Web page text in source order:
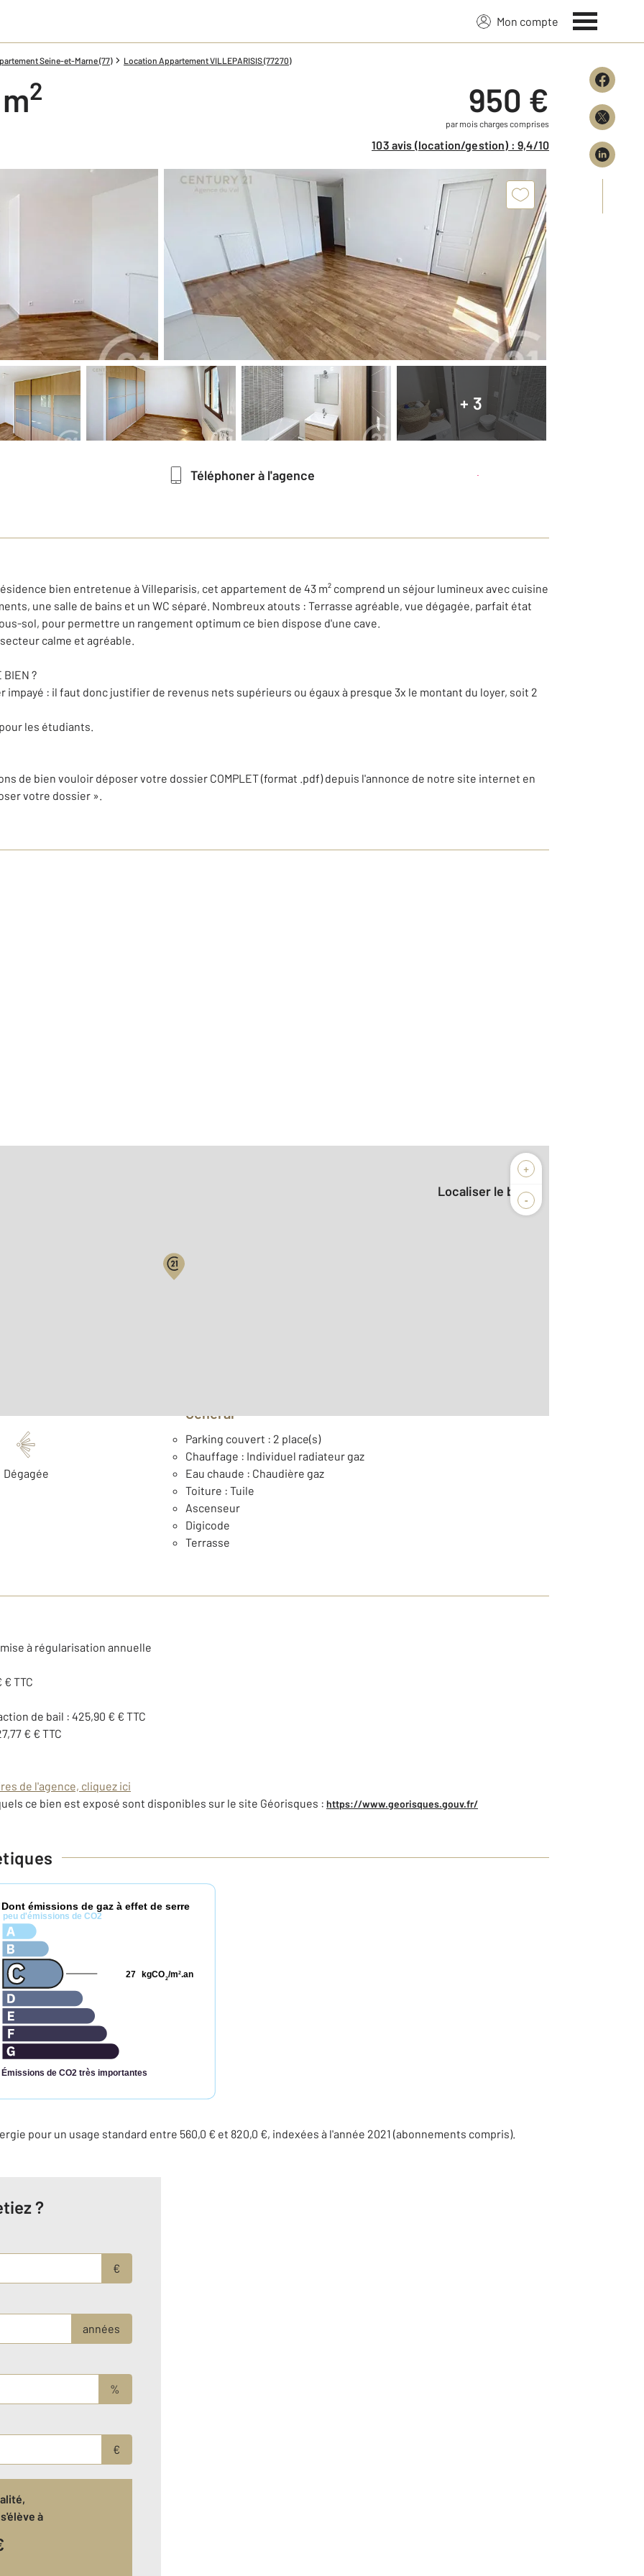
Mon compte
Seine-et-Marne (77) Location Appartement VILLEPARISIS (77270)
2 950 €
par mois charges comprises
103 avis (location/gestion) : 9,4/10
+ 3
Téléphoner à l'agence
bien entretenue à Villeparisis, cet appartement de 43 m² comprend un séjour lumineux avec cuisine
une salle de bains et un WC séparé. Nombreux atouts : Terrasse agréable, vue dégagée, parfait état
sol, pour permettre un rangement optimum ce bien dispose d'une cave.
calme et agréable.
BIEN ?
impayé : il faut donc justifier de revenus nets supérieurs ou égaux à presque 3x le montant du loyer, soit 2
les étudiants.
de bien vouloir déposer votre dossier COMPLET (format .pdf) depuis l'annonce de notre site internet en
votre dossier ».
+
-
Localiser le bien
Dégagée
Général
Parking couvert : 2 place(s)
Chauffage : Individuel radiateur gaz
Eau chaude : Chaudière gaz
Toiture : Tuile
Ascenseur
Digicode
Terrasse
à régularisation annuelle
TTC
de bail : 425,90 € € TTC
€ € TTC
de l'agence, cliquez ici
ce bien est exposé sont disponibles sur le site Géorisques : https://www.georisques.gouv.fr/
Dont émissions de gaz à effet de serre
peu d'émissions de CO2
Émissions de CO2 très importantes
kgCO2/m2.an
27
pour un usage standard entre 560,0 € et 820,0 €, indexées à l'année 2021 (abonnements compris).
?
€
années
%
€
à